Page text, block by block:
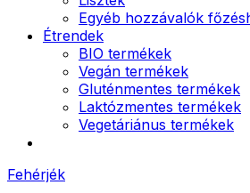
Egyéb hozzávalók
Étrendek
BIO termékek
Vegán termékek
Gluténmentes termékek
Laktózmentes termékek
Vegetáriánus termékek
Fehérjék